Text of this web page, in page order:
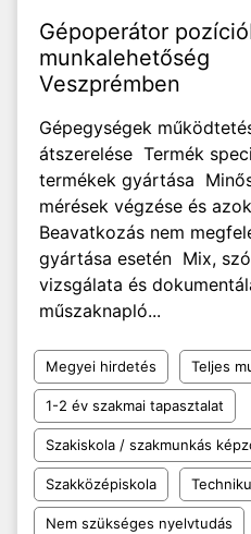
Gépoperátor
munkalehetőség
Veszprémben
Gépegységek
átszerelése Termék
termékek gyártása
mérések végzése és
Beavatkozás nem
gyártása esetén Mix,
vizsgálata és
műszaknapló...
Megyei hirdetés Teljes
1-2 év szakmai tapasztalat
Szakiskola / szakmunkás
Szakközépiskola
Nem szükséges nyelvtudás